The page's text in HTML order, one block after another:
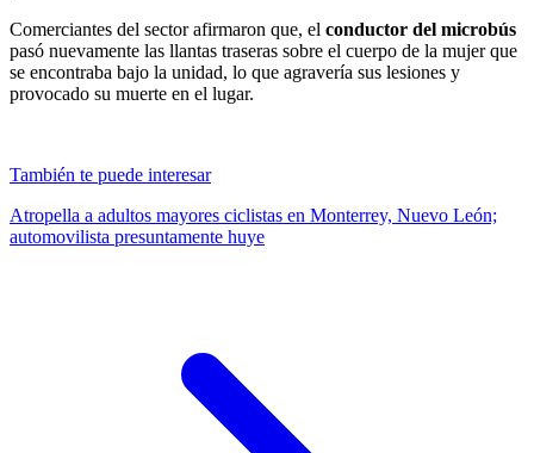
Comerciantes del sector afirmaron que, el conductor del microbús
pasó nuevamente las llantas traseras sobre el cuerpo de la mujer que
se encontraba bajo la unidad, lo que agravería sus lesiones y
provocado su muerte en el lugar.
También te puede interesar
Atropella a adultos mayores ciclistas en Monterrey, Nuevo León;
automovilista presuntamente huye